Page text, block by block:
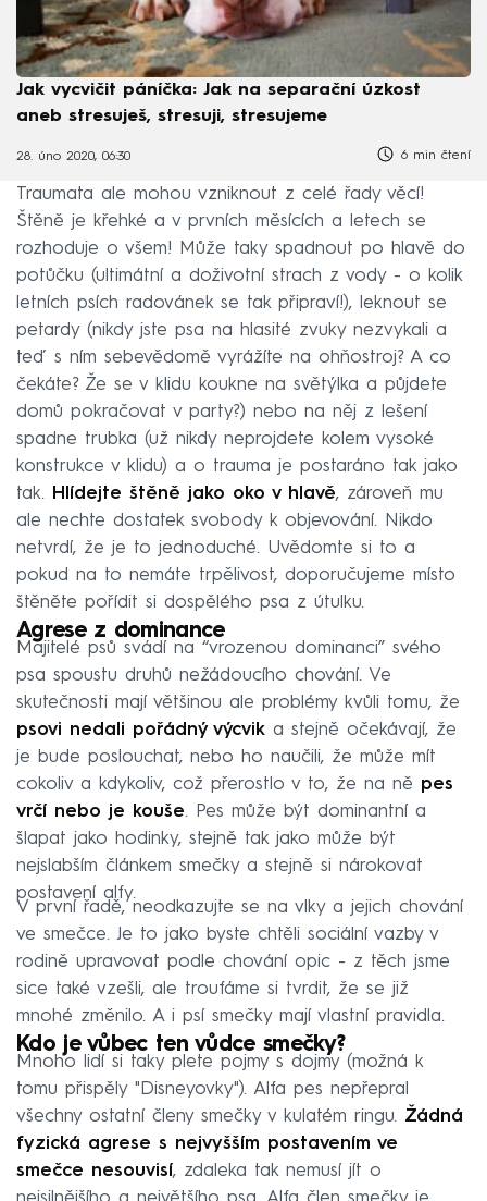
Jak vycvičit páníčka: Jak na separační úzkost
aneb stresuješ, stresuji, stresujeme
28. úno 2020, 06:30 6 min čtení
Traumata ale mohou vzniknout z celé řady věcí!
Štěně je křehké a v prvních měsících a letech se
rozhoduje o všem! Může taky spadnout po hlavě do
potůčku (ultimátní a doživotní strach z vody - o kolik
letních psích radovánek se tak připraví!), leknout se
petardy (nikdy jste psa na hlasité zvuky nezvykali a
teď s ním sebevědomě vyrážíte na ohňostroj? A co
čekáte? Že se v klidu koukne na světýlka a půjdete
domů pokračovat v party?) nebo na něj z lešení
spadne trubka (už nikdy neprojdete kolem vysoké
konstrukce v klidu) a o trauma je postaráno tak jako
tak. Hlídejte štěně jako oko v hlavě, zároveň mu
ale nechte dostatek svobody k objevování. Nikdo
netvrdí, že je to jednoduché. Uvědomte si to a
pokud na to nemáte trpělivost, doporučujeme místo
štěněte pořídit si dospělého psa z útulku.
Agrese z dominance
Majitelé psů svádí na “vrozenou dominanci” svého
psa spoustu druhů nežádoucího chování. Ve
skutečnosti mají většinou ale problémy kvůli tomu, že
psovi nedali pořádný výcvik a stejně očekávají, že
je bude poslouchat, nebo ho naučili, že může mít
cokoliv a kdykoliv, což přerostlo v to, že na ně pes
vrčí nebo je kouše. Pes může být dominantní a
šlapat jako hodinky, stejně tak jako může být
nejslabším článkem smečky a stejně si nárokovat
postavení alfy.
V první řadě, neodkazujte se na vlky a jejich chování
ve smečce. Je to jako byste chtěli sociální vazby v
rodině upravovat podle chování opic - z těch jsme
sice také vzešli, ale troufáme si tvrdit, že se již
mnohé změnilo. A i psí smečky mají vlastní pravidla.
Kdo je vůbec ten vůdce smečky?
Mnoho lidí si taky plete pojmy s dojmy (možná k
tomu přispěly "Disneyovky"). Alfa pes nepřepral
všechny ostatní členy smečky v kulatém ringu. Žádná
fyzická agrese s nejvyšším postavením ve
smečce nesouvisí, zdaleka tak nemusí jít o